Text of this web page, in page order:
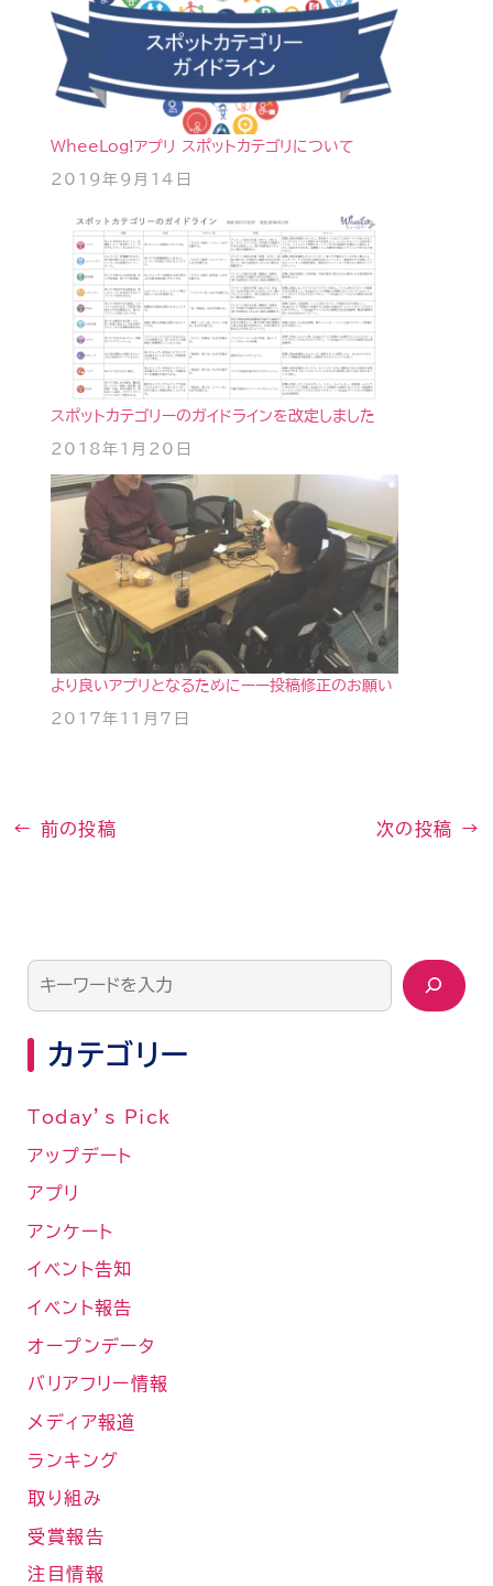
WheeLog!アプリ スポットカテゴリについて
2019年9月14日
スポットカテゴリーのガイドラインを改定しました
2018年1月20日
より良いアプリとなるためにーー投稿修正のお願い
2017年11月7日
← 前の投稿 次の投稿 →
カテゴリー
Today’s Pick
アップデート
アプリ
アンケート
イベント告知
イベント報告
オープンデータ
バリアフリー情報
メディア報道
ランキング
取り組み
受賞報告
注目情報